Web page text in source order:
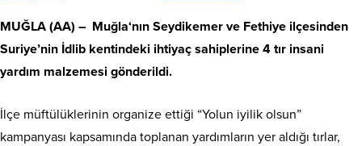
MUĞLA (AA) – Muğla‘nın Seydikemer ve Fethiye ilçesinden
Suriye’nin İdlib kentindeki ihtiyaç sahiplerine 4 tır insani
yardım malzemesi gönderildi.
İlçe müftülüklerinin organize ettiği “Yolun iyilik olsun”
kampanyası kapsamında toplanan yardımların yer aldığı tırlar,